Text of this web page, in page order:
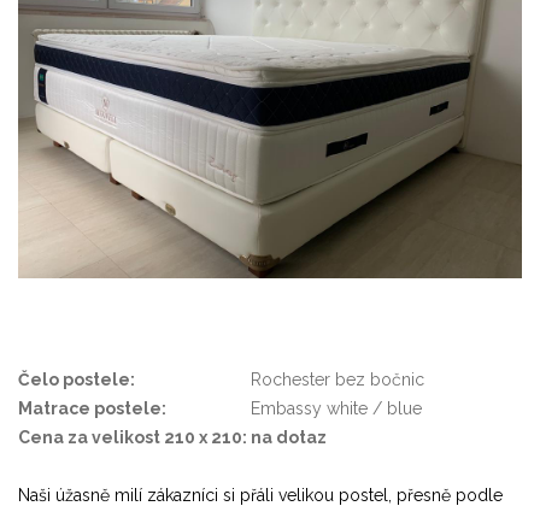
Čelo postele:
Rochester bez bočnic
Matrace postele:
Embassy white / blue
Cena za velikost 210 x 210: na dotaz
Naši úžasně milí zákazníci si přáli velikou postel, přesně podle